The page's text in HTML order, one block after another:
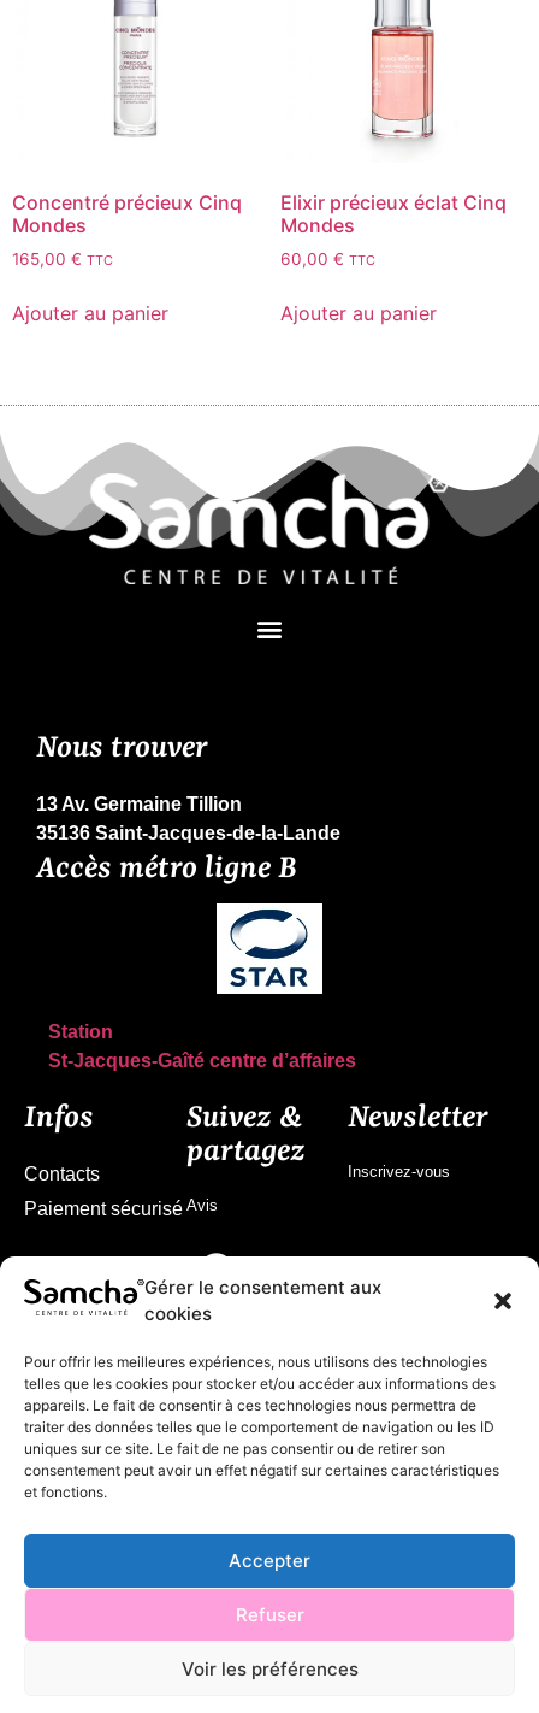
Gérer le consentement aux
cookies
Pour offrir les meilleures expériences, nous utilisons des technologies
telles que les cookies pour stocker et/ou accéder aux informations des
appareils. Le fait de consentir à ces technologies nous permettra de
traiter des données telles que le comportement de navigation ou les ID
uniques sur ce site. Le fait de ne pas consentir ou de retirer son
consentement peut avoir un effet négatif sur certaines caractéristiques
et fonctions.
Accepter
Refuser
Voir les préférences
Concentré précieux Cinq
Mondes
165,00 € TTC
Ajouter au panier
Elixir précieux éclat Cinq
Mondes
60,00 € TTC
Ajouter au panier
Nous trouver
13 Av. Germaine Tillion
35136 Saint-Jacques-de-la-Lande
Accès métro ligne B
Station
St-Jacques-Gaîté centre d’affaires
Infos
Contacts
Paiement sécurisé
Suivez &
partagez
Avis
Newsletter
Inscrivez-vous